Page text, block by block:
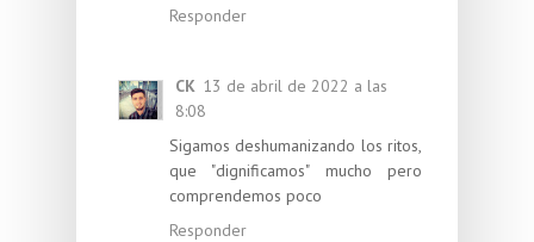
Responder
CK 13 de abril de 2022 a las
8:08
Sigamos deshumanizando los ritos,
que "dignificamos" mucho pero
comprendemos poco
Responder